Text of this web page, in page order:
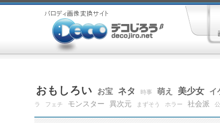
おもしろい お宝 ネタ 時事 萌え 美少女 イ
ラ フェチ モンスター 異次元 まずそう ホラー 社会派